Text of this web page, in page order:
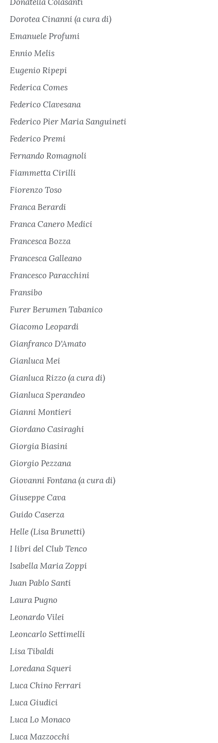
Donatella Colasanti
Dorotea Cinanni (a cura di)
Emanuele Profumi
Ennio Melis
Eugenio Ripepi
Federica Comes
Federico Clavesana
Federico Pier Maria Sanguineti
Federico Premi
Fernando Romagnoli
Fiammetta Cirilli
Fiorenzo Toso
Franca Berardi
Franca Canero Medici
Francesca Bozza
Francesca Galleano
Francesco Paracchini
Fransibo
Furer Berumen Tabanico
Giacomo Leopardi
Gianfranco D'Amato
Gianluca Mei
Gianluca Rizzo (a cura di)
Gianluca Sperandeo
Gianni Montieri
Giordano Casiraghi
Giorgia Biasini
Giorgio Pezzana
Giovanni Fontana (a cura di)
Giuseppe Cava
Guido Caserza
Helle (Lisa Brunetti)
I libri del Club Tenco
Isabella Maria Zoppi
Juan Pablo Santi
Laura Pugno
Leonardo Vilei
Leoncarlo Settimelli
Lisa Tibaldi
Loredana Squeri
Luca Chino Ferrari
Luca Giudici
Luca Lo Monaco
Luca Mazzocchi